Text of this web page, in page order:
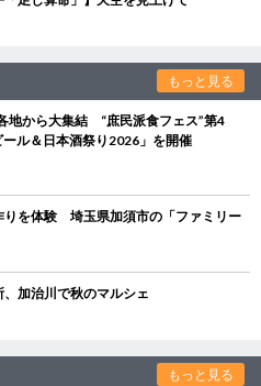
もっと見る
地から大集結 “庶民派食フェス”第4
ル＆日本酒祭り2026」を開催
りを体験 埼玉県加須市の「ファミリー
加治川で秋のマルシェ
もっと見る